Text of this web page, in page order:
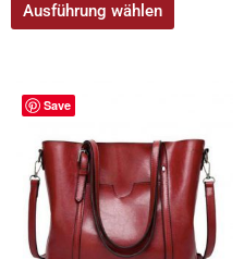
Ausführung wählen
Save
Dieses
Produkt
weist
mehrere
Varianten
Die